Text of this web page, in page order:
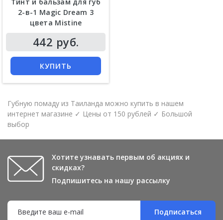
Тинт и бальзам для губ
2-в-1 Magic Dream 3
цвета Mistine
442 руб.
КУПИТЬ
Губную помаду из Таиланда можно купить в нашем
интернет магазине ✓ Цены от 150 рублей ✓ Большой
выбор
Хотите узнавать первым об акциях и
скидках?
Подпишитесь на нашу рассылку
Подписаться